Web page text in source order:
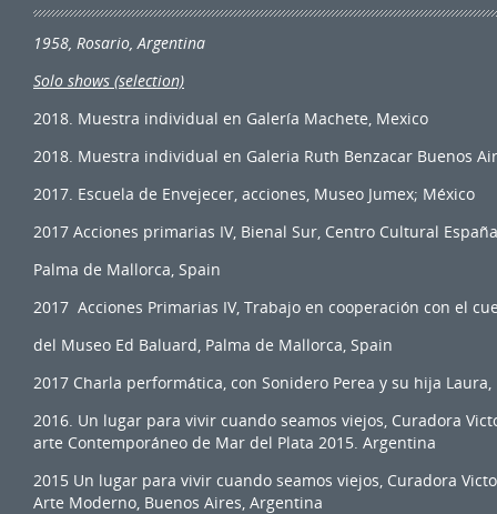
1958, Rosario, Argentina
Solo shows (selection)
2018. Muestra individual en Galería Machete, Mexico
2018. Muestra individual en Galeria Ruth Benzacar Buenos
2017. Escuela de Envejecer, acciones, Museo Jumex; México
2017 Acciones primarias IV, Bienal Sur, Centro Cultural
Palma de Mallorca, Spain
2017 Acciones Primarias IV, Trabajo en cooperación con el
del Museo Ed Baluard, Palma de Mallorca, Spain
2017 Charla performática, con Sonidero Perea y su hija Laura,
2016. Un lugar para vivir cuando seamos viejos, Curadora
arte Contemporáneo de Mar del Plata 2015. Argentina
2015 Un lugar para vivir cuando seamos viejos, Curadora
Arte Moderno, Buenos Aires, Argentina